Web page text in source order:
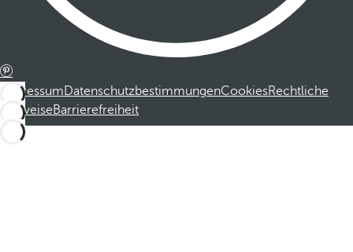
ImpressumDatenschutzbestimmungenCookiesRechtliche
HinweiseBarrierefreiheit